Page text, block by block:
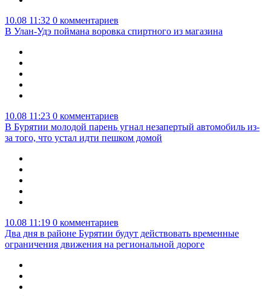
10.08 11:32 0 комментариев
В Улан-Удэ поймана воровка спиртного из магазина
10.08 11:23 0 комментариев
В Бурятии молодой парень угнал незапертый автомобиль из-
за того, что устал идти пешком домой
10.08 11:19 0 комментариев
Два дня в районе Бурятии будут действовать временные
ограничения движения на региональной дороге